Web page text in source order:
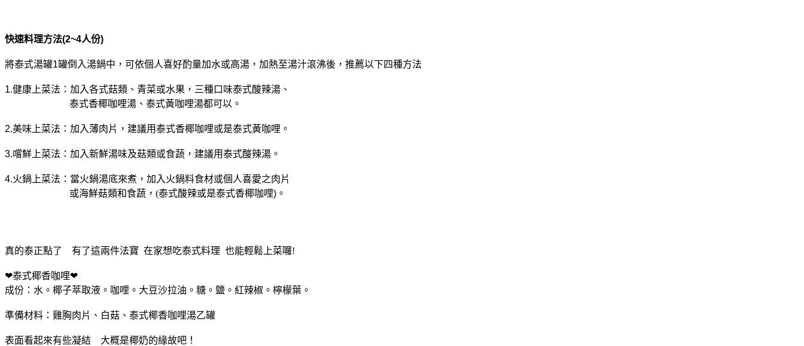
快速料理方法(2~4人份)
將泰式湯罐1罐倒入湯鍋中，可依個人喜好酌量加水或高湯，加熱至湯汁滾沸後，推薦以下四種方法
1.健康上菜法：加入各式菇類、青菜或水果，三種口味泰式酸辣湯、
泰式香椰咖哩湯、泰式黃咖哩湯都可以 。
2.美味上菜法：加入薄肉片，建議用泰式香椰咖哩或是泰式黃咖哩 。
3.嚐鮮上菜法：加入新鮮湯味及菇類或食蔬，建議用泰式酸辣湯 。
4.火鍋上菜法：當火鍋湯底來煮，加入火鍋料食材或個人喜愛之肉片
或海鮮菇類和食蔬，(泰式酸辣或是泰式香椰咖哩) 。
真的泰正點了 有了這兩件法寶 在家想吃泰式料理 也能輕鬆上菜囉!
❤泰式椰香咖哩❤
成份：水 。椰子萃取液 。咖哩 。大豆沙拉油 。糖 。鹽 。紅辣椒 。檸檬葉 。
準備材料：雞胸肉片 、白菇 、泰式椰香咖哩湯乙罐
表面看起來有些凝結 大概是椰奶的緣故吧！